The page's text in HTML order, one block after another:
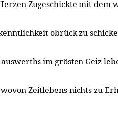
Zugeschickte mit dem
obrück zu
im grösten Geiz
Zeitlebens nichts zu